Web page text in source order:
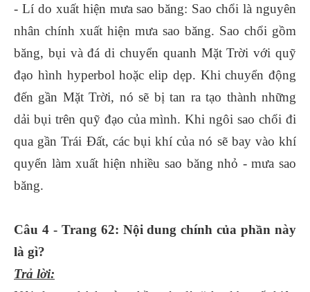
- Lí do xuất hiện mưa sao băng: Sao chổi là nguyên
nhân chính xuất hiện mưa sao băng. Sao chổi gồm
băng, bụi và đá di chuyển quanh Mặt Trời với quỹ
đạo hình hyperbol hoặc elip dẹp. Khi chuyển động
đến gần Mặt Trời, nó sẽ bị tan ra tạo thành những
dải bụi trên quỹ đạo của mình. Khi ngôi sao chổi đi
qua gần Trái Đất, các bụi khí của nó sẽ bay vào khí
quyển làm xuất hiện nhiều sao băng nhỏ - mưa sao
băng.
Câu 4 - Trang 62: Nội dung chính của phần này
là gì?
Trả lời: